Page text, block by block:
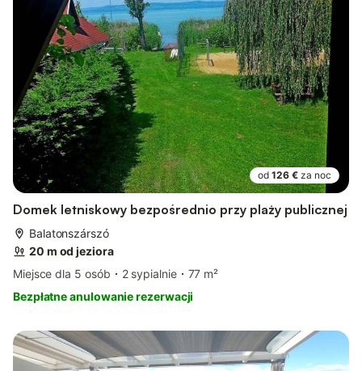
od 126 € za noc
Domek letniskowy bezpośrednio przy plaży publicznej
Balatonszárszó
20 m od jeziora
Miejsce dla 5 osób
2 sypialnie
77 m²
Bezpłatne anulowanie rezerwacji